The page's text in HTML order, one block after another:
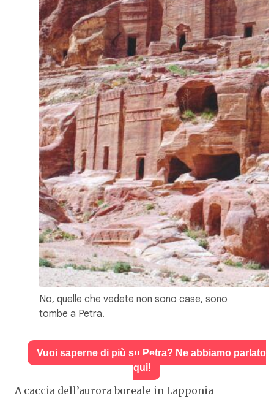
No, quelle che vedete non sono case, sono
tombe a Petra.
Vuoi saperne di più su Petra? Ne abbiamo parlato
qui!
A caccia dell’aurora boreale in Lapponia